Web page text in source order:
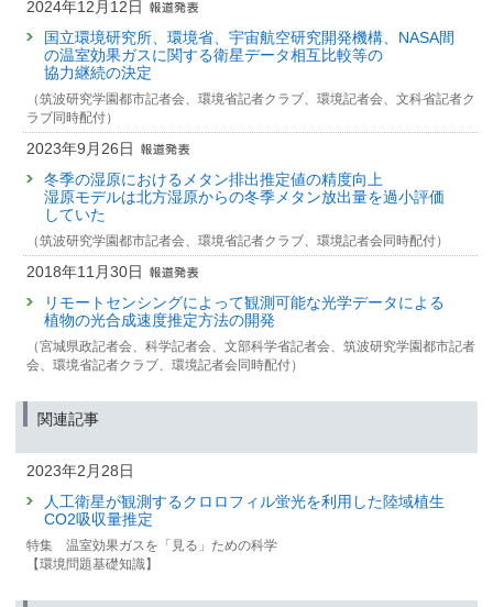
2024年12月12日
国立環境研究所、環境省、宇宙航空研究開発機構、NASA間
の温室効果ガスに関する衛星データ相互比較等の
協力継続の決定
（筑波研究学園都市記者会、環境省記者クラブ、環境記者会、文科省記者ク
ラブ同時配付）
2023年9月26日
冬季の湿原におけるメタン排出推定値の精度向上
湿原モデルは北方湿原からの冬季メタン放出量を過小評価
していた
（筑波研究学園都市記者会、環境省記者クラブ、環境記者会同時配付）
2018年11月30日
リモートセンシングによって観測可能な光学データによる
植物の光合成速度推定方法の開発
（宮城県政記者会、科学記者会、文部科学省記者会、筑波研究学園都市記者
会、環境省記者クラブ、環境記者会同時配付）
関連記事
2023年2月28日
人工衛星が観測するクロロフィル蛍光を利用した陸域植生
CO2吸収量推定
特集 温室効果ガスを「見る」ための科学
【環境問題基礎知識】